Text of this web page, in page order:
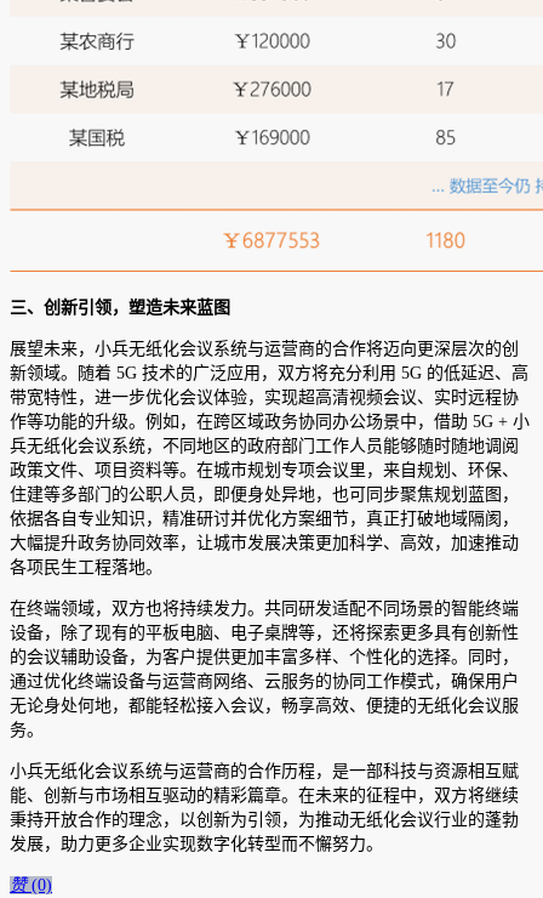
三、创新引领，塑造未来蓝图
展望未来，小兵无纸化会议系统与运营商的合作将迈向更深层次的创
新领域。随着 5G 技术的广泛应用，双方将充分利用 5G 的低延迟、高
带宽特性，进一步优化会议体验，实现超高清视频会议、实时远程协
作等功能的升级。例如，在跨区域政务协同办公场景中，借助 5G + 小
兵无纸化会议系统，不同地区的政府部门工作人员能够随时随地调阅
政策文件、项目资料等。在城市规划专项会议里，来自规划、环保、
住建等多部门的公职人员，即便身处异地，也可同步聚焦规划蓝图，
依据各自专业知识，精准研讨并优化方案细节，真正打破地域隔阂，
大幅提升政务协同效率，让城市发展决策更加科学、高效，加速推动
各项民生工程落地。
在终端领域，双方也将持续发力。共同研发适配不同场景的智能终端
设备，除了现有的平板电脑、电子桌牌等，还将探索更多具有创新性
的会议辅助设备，为客户提供更加丰富多样、个性化的选择。同时，
通过优化终端设备与运营商网络、云服务的协同工作模式，确保用户
无论身处何地，都能轻松接入会议，畅享高效、便捷的无纸化会议服
务。
小兵无纸化会议系统与运营商的合作历程，是一部科技与资源相互赋
能、创新与市场相互驱动的精彩篇章。在未来的征程中，双方将继续
秉持开放合作的理念，以创新为引领，为推动无纸化会议行业的蓬勃
发展，助力更多企业实现数字化转型而不懈努力。
赞 (0)